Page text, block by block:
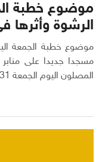
الرشوة وأثرها
مسجدا جديدا على
المصلون اليوم الجمعة 31 يوليو...